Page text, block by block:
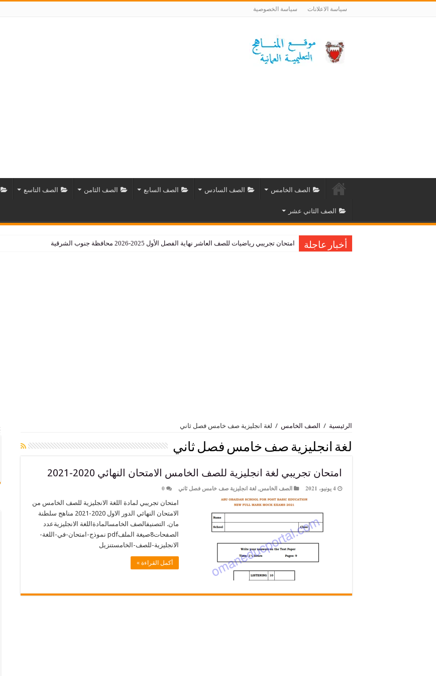
سياسة الاعلانات سياسة الخصوصية
الصف الخامس الصف السادس الصف السابع الصف الثامن الصف التاسع
الصف الثاني عشر
أخبار عاجلة امتحان تجريبي رياضيات للصف العاشر نهاية الفصل الأول 2025-2026 محافظة جنوب الشرقية
الرئيسية / الصف الخامس / لغة انجليزية صف خامس فصل ثاني
لغة انجليزية صف خامس فصل ثاني
امتحان تجريبي لغة انجليزية للصف الخامس الامتحان النهائي 2020-2021
4 يونيو، 2021 الصف الخامس,لغة انجليزية صف خامس فصل ثاني 0
امتحان تجريبي لمادة اللغة الانجليزية للصف الخامس من
الامتحان النهائي الدور الاول 2020-2021 مناهج سلطنة
مان. التصنيفالصف الخامسالمادةاللغة الانجليزيةعدد
الصفحات8صيغة الملفpdf نموذج-امتحان-في-اللغة-
الانجليزية-للصف-الخامستنزيل
أكمل القراءة »